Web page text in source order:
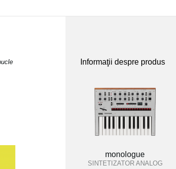
Informaţii despre produs
monologue
SINTETIZATOR ANALOG